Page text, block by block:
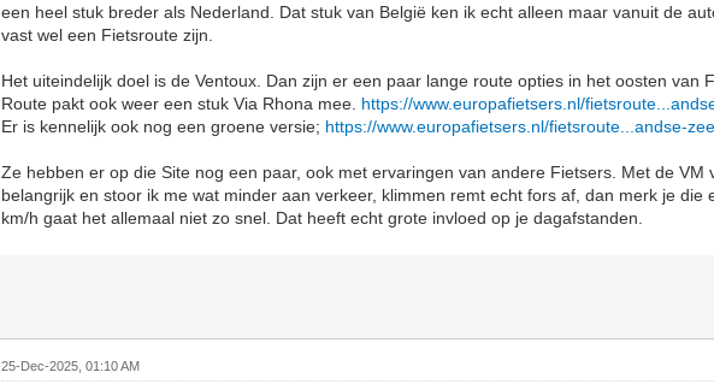
een heel stuk breder als Nederland. Dat stuk van België ken ik echt alleen maar vanuit de
vast wel een Fietsroute zijn.
Het uiteindelijk doel is de Ventoux. Dan zijn er een paar lange route opties in het oosten van
Route pakt ook weer een stuk Via Rhona mee. https://www.europafietsers.nl/
Er is kennelijk ook nog een groene versie; https://www.europafietsers.nl/fietsroute...andse-
Ze hebben er op die Site nog een paar, ook met ervaringen van andere Fietsers. Met de VM
belangrijk en stoor ik me wat minder aan verkeer, klimmen remt echt fors af, dan merk je die
km/h gaat het allemaal niet zo snel. Dat heeft echt grote invloed op je dagafstanden.
25-Dec-2025, 01:10 AM